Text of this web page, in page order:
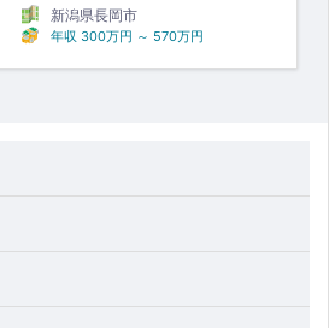
新潟県長岡市
年収 300万円 ～ 570万円